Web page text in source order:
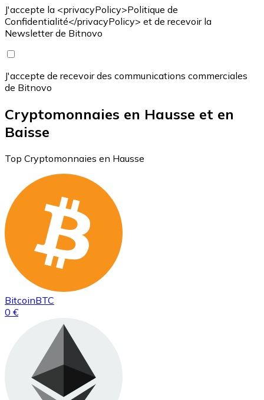
J'accepte la <privacyPolicy>Politique de
Confidentialité</privacyPolicy> et de recevoir la
Newsletter de Bitnovo
J'accepte de recevoir des communications commerciales
de Bitnovo
Cryptomonnaies en Hausse et en
Baisse
Top Cryptomonnaies en Hausse
BitcoinBTC
0 €